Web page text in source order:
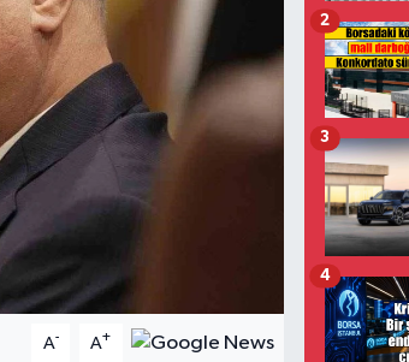
A- A+
2
3
4